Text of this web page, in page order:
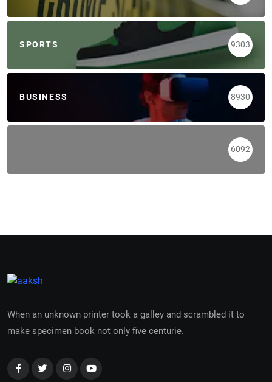
SPORTS 9303
BUSINESS 8930
6092
When an unknown printer took a galley and scrambled it to
make specimen book not only five centurie.